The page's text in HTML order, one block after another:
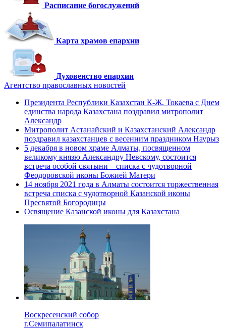
Расписание богослужений
Карта храмов епархии
Духовенство епархии
Агентство православных новостей
Президента Республики Казахстан К-Ж. Токаева с Днем
единства народа Казахстана поздравил митрополит
Александр
Митрополит Астанайский и Казахстанский Александр
поздравил казахстанцев с весенним праздником Наурыз
5 декабря в новом храме Алматы, посвященном
великому князю Александру Невскому, состоится
встреча особой святыни – списка с чудотворной
Феодоровской иконы Божией Матери
14 ноября 2021 года в Алматы состоится торжественная
встреча списка с чудотворной Казанской иконы
Пресвятой Богородицы
Освящение Казанской иконы для Казахстана
Воскресенский собор
г.Семипалатинск